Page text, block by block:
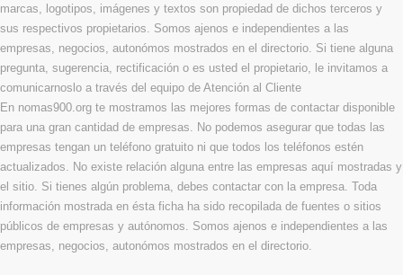
marcas, logotipos, imágenes y textos son propiedad de dichos terceros y
sus respectivos propietarios. Somos ajenos e independientes a las
empresas, negocios, autonómos mostrados en el directorio. Si tiene alguna
pregunta, sugerencia, rectificación o es usted el propietario, le invitamos a
comunicarnoslo a través del equipo de Atención al Cliente
En nomas900.org te mostramos las mejores formas de contactar disponible
para una gran cantidad de empresas. No podemos asegurar que todas las
empresas tengan un teléfono gratuito ni que todos los teléfonos estén
actualizados. No existe relación alguna entre las empresas aquí mostradas y
el sitio. Si tienes algún problema, debes contactar con la empresa. Toda
información mostrada en ésta ficha ha sido recopilada de fuentes o sitios
públicos de empresas y autónomos. Somos ajenos e independientes a las
empresas, negocios, autonómos mostrados en el directorio.